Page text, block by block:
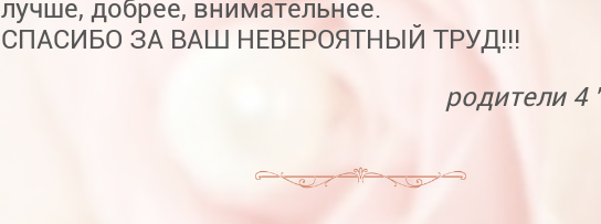
лучше, добрее, внимательнее.
СПАСИБО ЗА ВАШ НЕВЕРОЯТНЫЙ ТРУД!!!
родители 4